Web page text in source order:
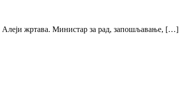
Алеји жртава. Министар за рад, запошљавање, […]